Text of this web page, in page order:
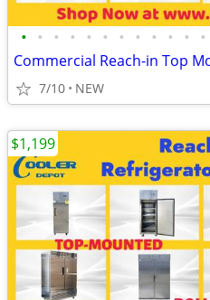
• • • • • • • • • • • •
7/10 NEW
$1,199